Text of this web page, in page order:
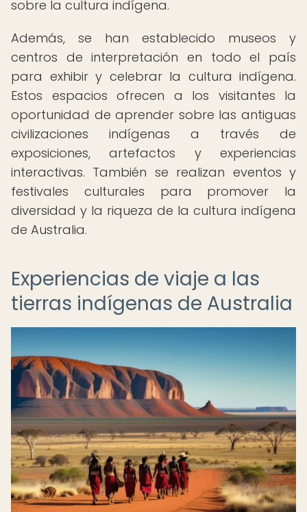
sobre la cultura indígena.
Además, se han establecido museos y
centros de interpretación en todo el país
para exhibir y celebrar la cultura indígena.
Estos espacios ofrecen a los visitantes la
oportunidad de aprender sobre las antiguas
civilizaciones indígenas a través de
exposiciones, artefactos y experiencias
interactivas. También se realizan eventos y
festivales culturales para promover la
diversidad y la riqueza de la cultura indígena
de Australia.
Experiencias de viaje a las
tierras indígenas de Australia